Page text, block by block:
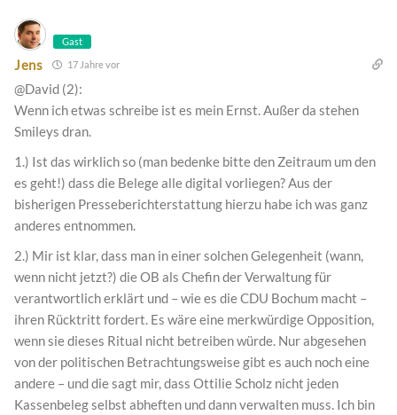
Gast
Jens 17 Jahre vor
@David (2):
Wenn ich etwas schreibe ist es mein Ernst. Außer da stehen
Smileys dran.
1.) Ist das wirklich so (man bedenke bitte den Zeitraum um den
es geht!) dass die Belege alle digital vorliegen? Aus der
bisherigen Presseberichterstattung hierzu habe ich was ganz
anderes entnommen.
2.) Mir ist klar, dass man in einer solchen Gelegenheit (wann,
wenn nicht jetzt?) die OB als Chefin der Verwaltung für
verantwortlich erklärt und – wie es die CDU Bochum macht –
ihren Rücktritt fordert. Es wäre eine merkwürdige Opposition,
wenn sie dieses Ritual nicht betreiben würde. Nur abgesehen
von der politischen Betrachtungsweise gibt es auch noch eine
andere – und die sagt mir, dass Ottilie Scholz nicht jeden
Kassenbeleg selbst abheften und dann verwalten muss. Ich bin